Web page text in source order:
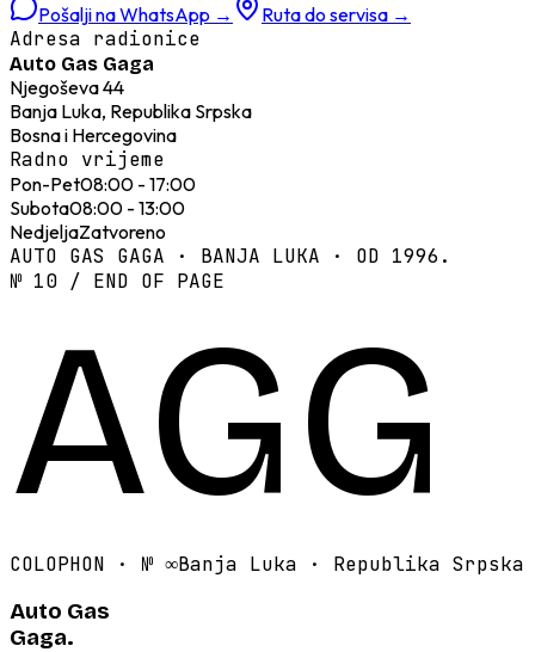
Pošalji na WhatsApp → Ruta do servisa →
Adresa radionice
Auto Gas Gaga
Njegoševa 44
Banja Luka, Republika Srpska
Bosna i Hercegovina
Radno vrijeme
Pon-Pet08:00 - 17:00
Subota08:00 - 13:00
NedjeljaZatvoreno
AUTO GAS GAGA · BANJA LUKA · OD 1996.
№ 10 / END OF PAGE
AGG
COLOPHON · № ∞Banja Luka · Republika Srpska
Auto Gas
Gaga.